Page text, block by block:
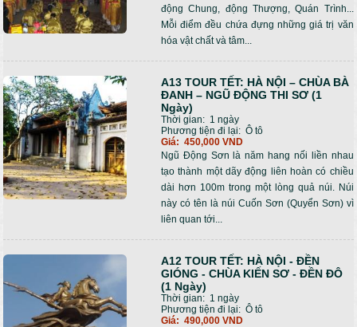
động Chung, động Thượng, Quán Trình...
Mỗi điểm đều chứa đựng những giá trị văn
hóa vật chất và tâm...
A13 TOUR TẾT: HÀ NỘI – CHÙA BÀ
ĐANH – NGŨ ĐỘNG THI SƠ (1
Ngày)
Thời gian: 1 ngày
Phương tiện đi lại: Ô tô
Giá: 450,000 VND
Ngũ Động Sơn là năm hang nối liền nhau
tạo thành một dãy động liên hoàn có chiều
dài hơn 100m trong một lòng quả núi. Núi
này có tên là núi Cuốn Sơn (Quyển Sơn) vì
liên quan tới...
A12 TOUR TẾT: HÀ NỘI - ĐỀN
GIÓNG - CHÙA KIẾN SƠ - ĐỀN ĐÔ
(1 Ngày)
Thời gian: 1 ngày
Phương tiện đi lại: Ô tô
Giá: 490,000 VND